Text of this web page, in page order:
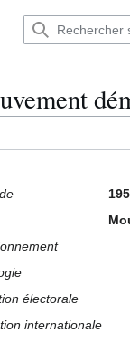
électorale
internationale